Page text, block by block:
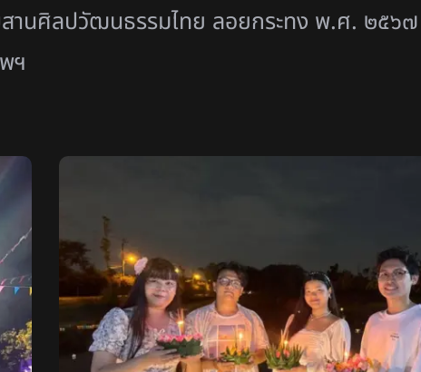
านศิลปวัฒนธรรมไทย ลอยกระทง พ.ศ. ๒๕๖๗
ฯ